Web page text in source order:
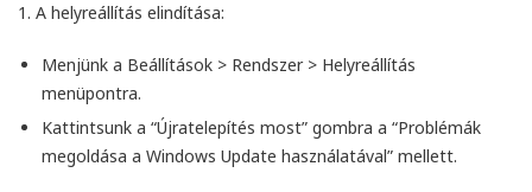
1. A helyreállítás elindítása:
Menjünk a Beállítások > Rendszer> Helyreállítás
menüpontra.
Kattintsunk a “Újratelepítés most” gombra a “Problémák
megoldása a Windows Update használatával” mellett.